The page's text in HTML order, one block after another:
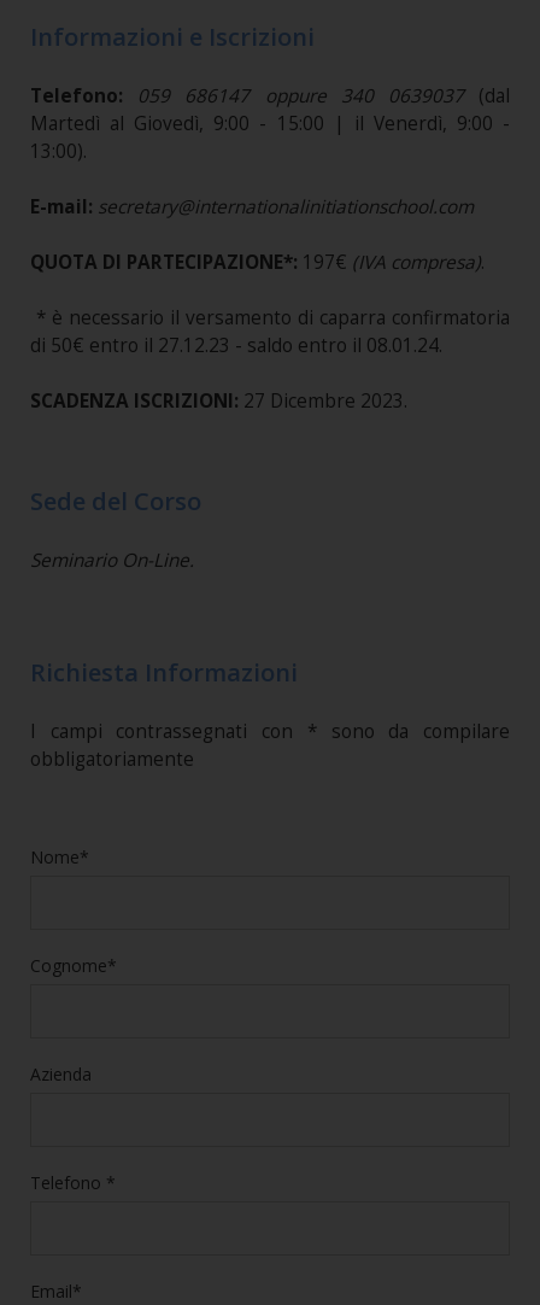
Informazioni e Iscrizioni
Telefono: 059 686147 oppure 340 0639037 (dal
Martedì al Giovedì, 9:00 - 15:00 | il Venerdì, 9:00 -
13:00).
E-mail: secretary@internationalinitiationschool.com
QUOTA DI PARTECIPAZIONE*: 197€ (IVA compresa).
* è necessario il versamento di caparra confirmatoria
di 50€ entro il 27.12.23 - saldo entro il 08.01.24.
SCADENZA ISCRIZIONI: 27 Dicembre 2023.
Sede del Corso
Seminario On-Line.
Richiesta Informazioni
I campi contrassegnati con * sono da compilare
obbligatoriamente
Nome*
Cognome*
Azienda
Telefono *
Email*